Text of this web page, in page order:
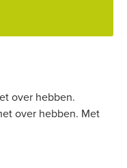
over hebben.
over hebben. Met